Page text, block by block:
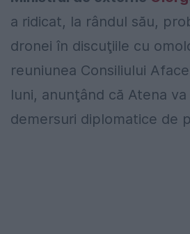
a ridicat, la rândul său,
dronei în discuţiile cu
reuniunea Consiliului
luni, anunţând că Atena
demersuri diplomatice de